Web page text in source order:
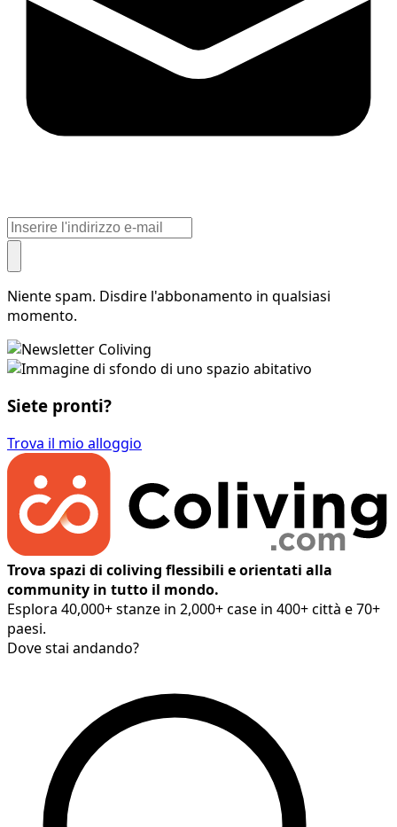
Niente spam. Disdire l'abbonamento in qualsiasi
momento.
Siete pronti?
Trova il mio alloggio
Trova spazi di coliving flessibili e orientati alla
community in tutto il mondo.
Esplora 40,000+ stanze in 2,000+ case in 400+ città e 70+
paesi.
Dove stai andando?